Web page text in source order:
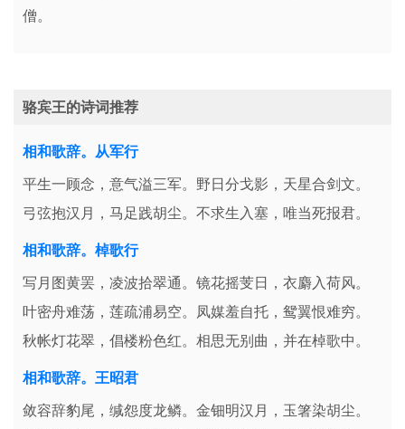
僧。
骆宾王的诗词推荐
相和歌辞。从军行
平生一顾念，意气溢三军。野日分戈影，天星合剑文。
弓弦抱汉月，马足践胡尘。不求生入塞，唯当死报君。
相和歌辞。棹歌行
写月图黄罢，凌波拾翠通。镜花摇芰日，衣麝入荷风。
叶密舟难荡，莲疏浦易空。凤媒羞自托，鸳翼恨难穷。
秋帐灯花翠，倡楼粉色红。相思无别曲，并在棹歌中。
相和歌辞。王昭君
敛容辞豹尾，缄怨度龙鳞。金钿明汉月，玉箸染胡尘。